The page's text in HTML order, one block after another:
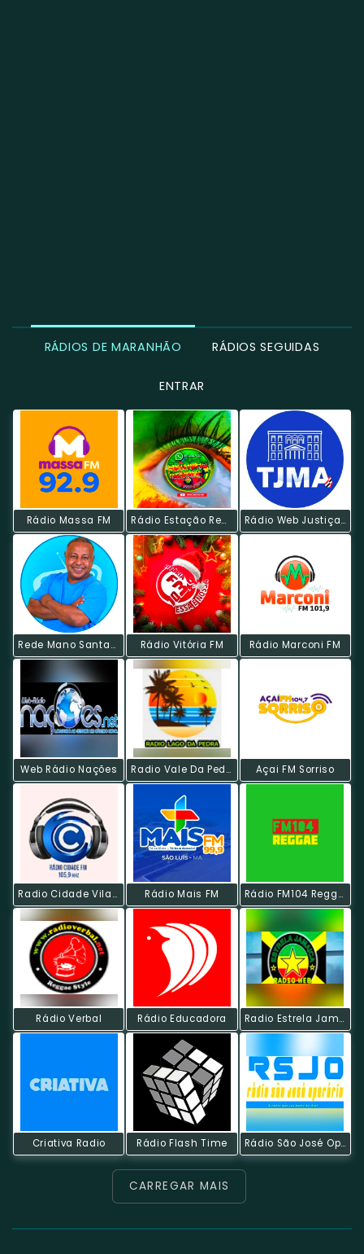
RÁDIOS DE MARANHÃO RÁDIOS SEGUIDAS
ENTRAR
Rádio Massa FM Rádio Estação Reggae Rádio Web Justiça Do Maranhão
Rede Mano Santana Rádio Vitória FM Rádio Marconi FM
Web Rádio Nações Radio Vale Da Pedra Açai FM Sorriso
Radio Cidade Vila Nova Rádio Mais FM Rádio FM104 Reggae
Rádio Verbal Rádio Educadora Radio Estrela Jamaica
Criativa Radio Rádio Flash Time Rádio São José Operário
CARREGAR MAIS